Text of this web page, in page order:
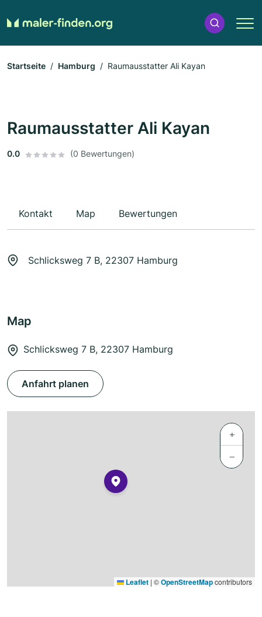
Startseite Hamburg Raumausstatter Ali Kayan
Raumausstatter Ali Kayan
0.0 (0 Bewertungen)
Kontakt Map Bewertungen
Schlicksweg 7 B, 22307 Hamburg
Map
Schlicksweg 7 B, 22307 Hamburg
Anfahrt planen
+
−
Leaflet | ©OpenStreetMapcontributors